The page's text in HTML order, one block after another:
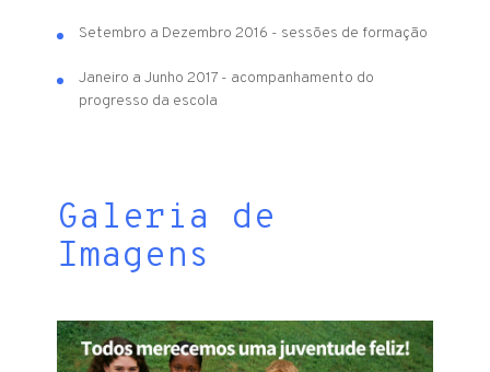
Setembro a Dezembro 2016 - sessões de formação
Janeiro a Junho 2017 - acompanhamento do
progresso da escola
Galeria de
Imagens